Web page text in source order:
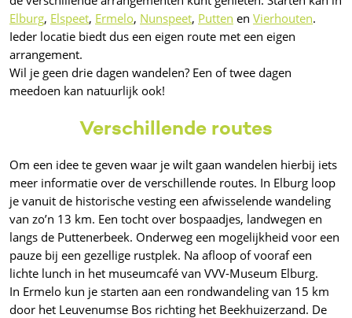
Elburg, Elspeet, Ermelo, Nunspeet, Putten en Vierhouten.
Ieder locatie biedt dus een eigen route met een eigen
arrangement.
Wil je geen drie dagen wandelen? Een of twee dagen
meedoen kan natuurlijk ook!
Verschillende routes
Om een idee te geven waar je wilt gaan wandelen hierbij iets
meer informatie over de verschillende routes. In Elburg loop
je vanuit de historische vesting een afwisselende wandeling
van zo’n 13 km. Een tocht over bospaadjes, landwegen en
langs de Puttenerbeek. Onderweg een mogelijkheid voor een
pauze bij een gezellige rustplek. Na afloop of vooraf een
lichte lunch in het museumcafé van VVV-Museum Elburg.
In Ermelo kun je starten aan een rondwandeling van 15 km
door het Leuvenumse Bos richting het Beekhuizerzand. De